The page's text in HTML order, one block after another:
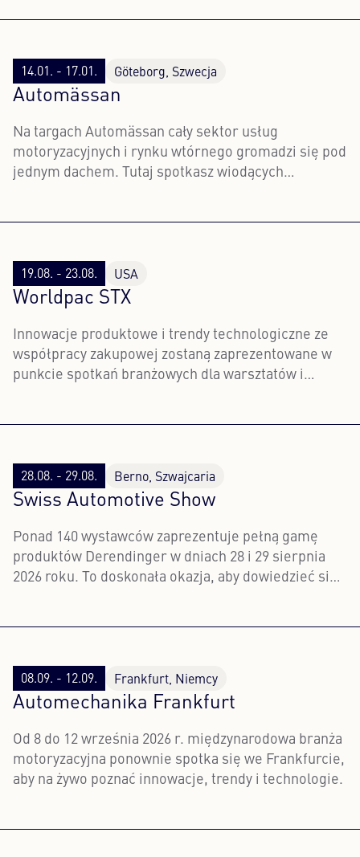
14.01. - 17.01. Göteborg, Szwecja
Automässan
Na targach Automässan cały sektor usług
motoryzacyjnych i rynku wtórnego gromadzi się pod
jednym dachem. Tutaj spotkasz wiodących
19.08. - 23.08. USA
Worldpac STX
Innowacje produktowe i trendy technologiczne ze
współpracy zakupowej zostaną zaprezentowane w
punkcie spotkań branżowych dla warsztatów i
28.08. - 29.08. Berno, Szwajcaria
Swiss Automotive Show
Ponad 140 wystawców zaprezentuje pełną gamę
produktów Derendinger w dniach 28 i 29 sierpnia
2026 roku. To doskonała okazja, aby dowiedzieć się z
08.09. - 12.09. Frankfurt, Niemcy
Automechanika Frankfurt
Od 8 do 12 września 2026 r. międzynarodowa branża
motoryzacyjna ponownie spotka się we Frankfurcie,
aby na żywo poznać innowacje, trendy i technologie.